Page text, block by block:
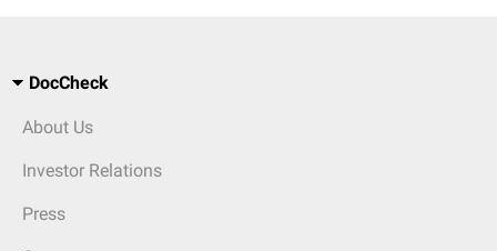
DocCheck
About Us
Investor Relations
Press